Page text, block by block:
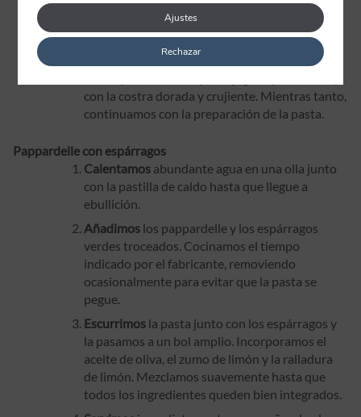
esta mezcla presionando suavemente para que
se adhiera bien al pescado.
durante 15-18 minutos a 200 °C,
con la costra dorada y crujiente. Mientras tanto,
continuamos con la preparación de la pasta.
Pappardelle con espárragos
Calentamos abundante agua en una olla junto
con la pastilla de caldo hasta que llegue a
ebullición.
Añadimos los pappardelle y los espárragos
verdes troceados. Cocinamos el tiempo
indicado por el fabricante, removiendo
ocasionalmente para evitar que la pasta se
pegue.
Escurrimos la pasta junto con los espárragos y
la pasamos a un bol amplio. Incorporamos el
aceite de oliva, el zumo de limón y la ralladura
de limón. Mezclamos suavemente hasta que
todos los ingredientes queden bien integrados.
Rechazar
Ajustes